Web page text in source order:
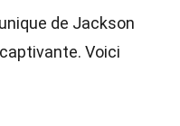
unique de Jackson
Voici